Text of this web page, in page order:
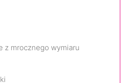
z mrocznego wymiaru